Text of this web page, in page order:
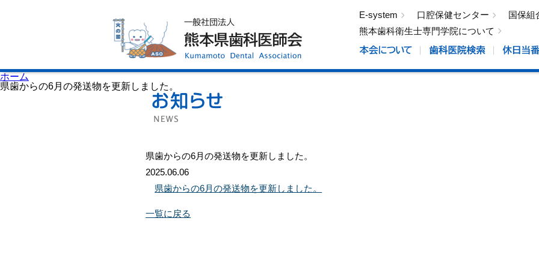
E-system 口腔保健センター
国保組
熊本歯科衛生士専門学院について
ホーム
県歯からの6月の発送物を更新しました。
県歯からの6月の発送物を更新しました。
2025.06.06
県歯からの6月の発送物を更新しました。
一覧に戻る
歯科医院検索
休日当番医
イベント案内
歯の豆知識
口腔保健センター
国保組合からのお知らせ
熊本歯科衛生士専門学院
会員専用ページ
プライバシーポリシー
サイトマップ